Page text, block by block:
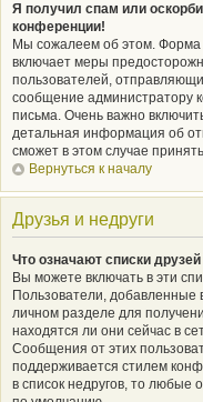
Я получил спам или
конференции!
Мы сожалеем об этом. Форма
включает меры
пользователей,
сообщение администратору
письма. Очень важно
детальная информация об
сможет в этом случае
Вернуться к началу
Друзья и недруги
Что означают списки
Вы можете включать в эти
Пользователи, добавленные
личном разделе для
находятся ли они сейчас в
Сообщения от этих
поддерживается стилем
в список недругов, то